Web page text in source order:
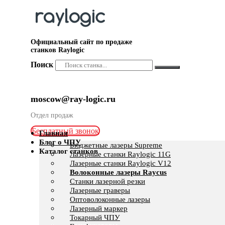
Официальный сайт по продаже
станков Raylogic
Поиск
moscow@ray-logic.ru
Отдел продаж
Бесплатный звонок
Главная
Блог о ЧПУ
Каталог станков
Бюджетные лазеры Supreme
Лазерные станки Raylogic 11G
Лазерные станки Raylogic V12
Волоконные лазеры Raycus
Станки лазерной резки
Лазерные граверы
Оптоволоконные лазеры
Лазерный маркер
Токарный ЧПУ